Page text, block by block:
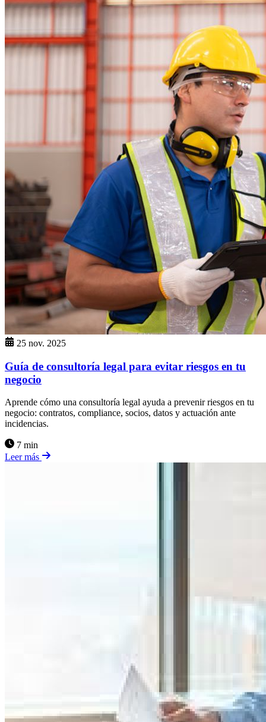
25 nov. 2025
Guía de consultoría legal para evitar riesgos en tu
negocio
Aprende cómo una consultoría legal ayuda a prevenir riesgos en tu
negocio: contratos, compliance, socios, datos y actuación ante
incidencias.
7 min
Leer más